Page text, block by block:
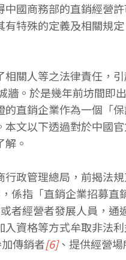
國商務部的直銷經營
特殊的定義及相關規
關人等之法律責任，
。於是幾年前坊間即
直銷企業作為一個「
文以下透過對於中國
。
政管理總局，前揭法
係指「直銷企業招募直
者經營者發展人員，通
資格等方式牟取非法
傳銷者[6]、提供經營